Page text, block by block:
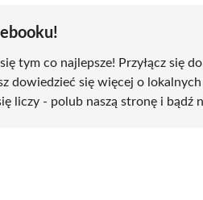
tym co najlepsze! Przyłącz się do
dowiedzieć się więcej o
liczy - polub naszą stronę i bądź